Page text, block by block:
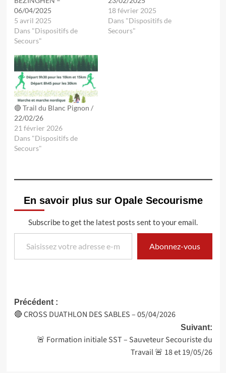
06/04/2025
5 avril 2025
Dans "Dispositifs de
Secours"
18 février 2025
Dans "Dispositifs de
Secours"
🔴 Trail du Blanc Pignon /
22/02/26
21 février 2026
Dans "Dispositifs de
Secours"
En savoir plus sur Opale Secourisme
Subscribe to get the latest posts sent to your email.
Saisissez votre adresse e-mail…
Abonnez-vous
Navigation
d’article
Précédent :
🔴 CROSS DUATHLON DES SABLES – 05/04/2026
Suivant:
🚨 Formation initiale SST – Sauveteur Secouriste du
Travail 🚨 18 et 19/05/26